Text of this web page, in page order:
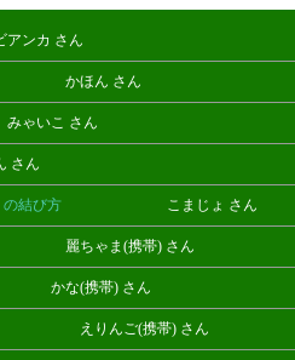
さん
ん さん
さん
ん
の結び方 こまじょ さん
ゃま(携帯) さん
(携帯) さん
りんご(携帯) さん